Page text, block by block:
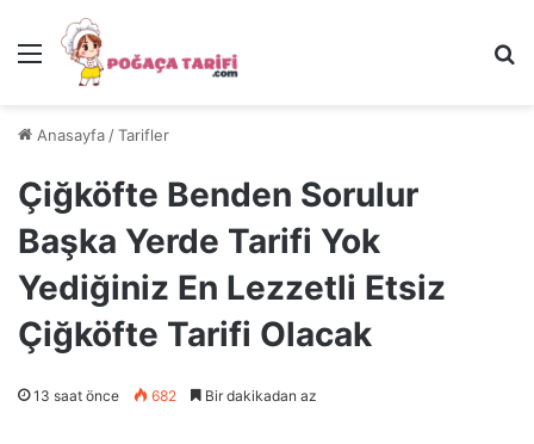
Menü
Anasayfa /Tarifler
Çiğköfte Benden Sorulur
Başka Yerde Tarifi Yok
Yediğiniz En Lezzetli Etsiz
Çiğköfte Tarifi Olacak
13 saat önce 682 Bir dakikadan az